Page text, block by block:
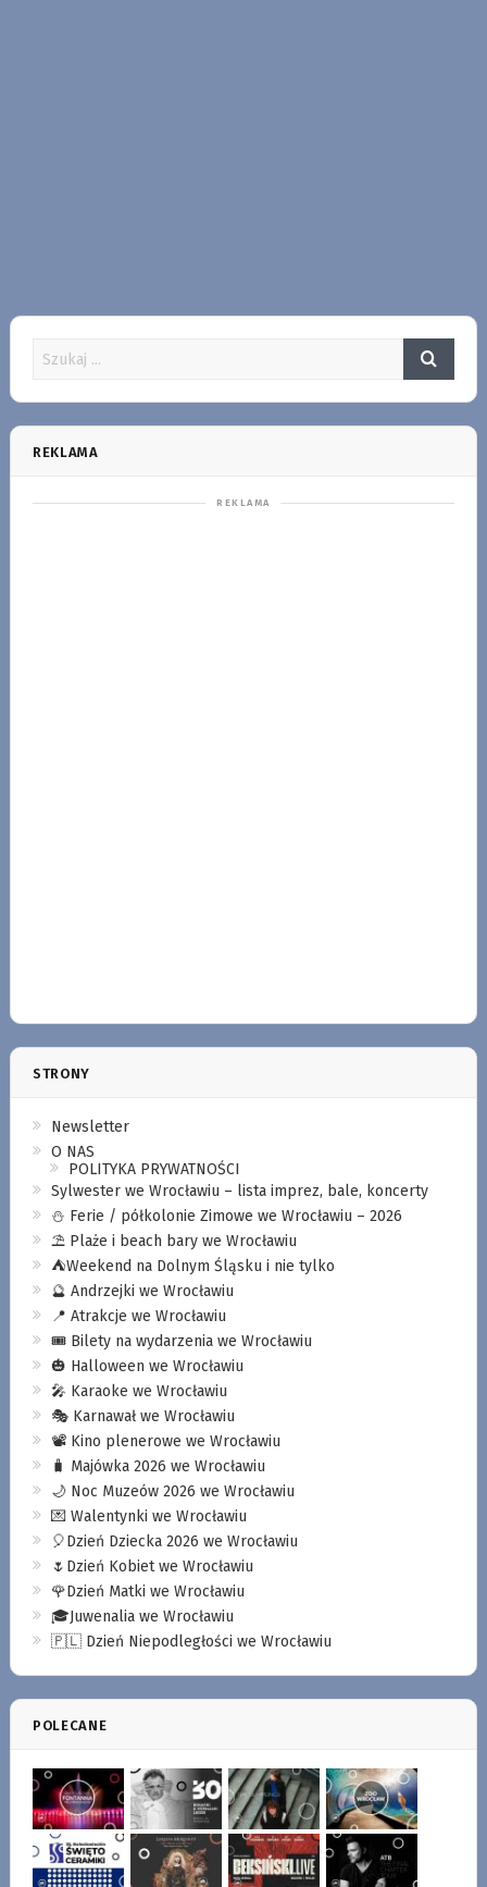
REKLAMA
STRONY
Newsletter
O NAS
POLITYKA PRYWATNOŚCI
Sylwester we Wrocławiu – lista imprez, bale, koncerty
⛄️ Ferie / półkolonie Zimowe we Wrocławiu – 2026
⛱️ Plaże i beach bary we Wrocławiu
⛺️Weekend na Dolnym Śląsku i nie tylko
🔮 Andrzejki we Wrocławiu
📍 Atrakcje we Wrocławiu
🎟️ Bilety na wydarzenia we Wrocławiu
🎃 Halloween we Wrocławiu
🎤 Karaoke we Wrocławiu
🎭 Karnawał we Wrocławiu
📽️ Kino plenerowe we Wrocławiu
🧳 Majówka 2026 we Wrocławiu
🌙 Noc Muzeów 2026 we Wrocławiu
💌 Walentynki we Wrocławiu
🎈Dzień Dziecka 2026 we Wrocławiu
🌷Dzień Kobiet we Wrocławiu
🌹Dzień Matki we Wrocławiu
🎓Juwenalia we Wrocławiu
🇵🇱 Dzień Niepodległości we Wrocławiu
POLECANE